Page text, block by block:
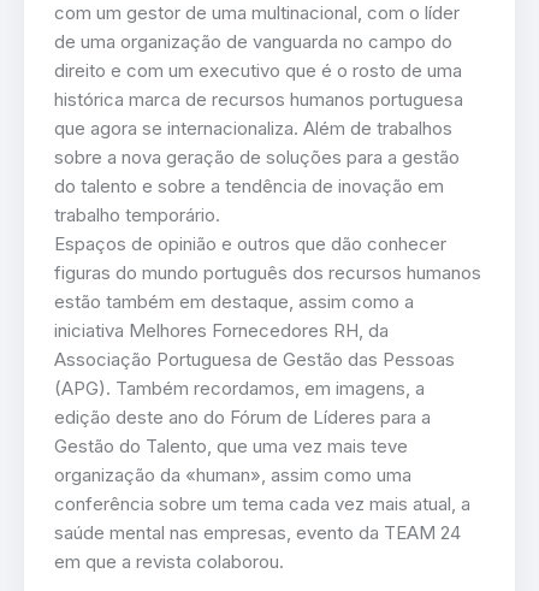
com um gestor de uma multinacional, com o líder
de uma organização de vanguarda no campo do
direito e com um executivo que é o rosto de uma
histórica marca de recursos humanos portuguesa
que agora se internacionaliza. Além de trabalhos
sobre a nova geração de soluções para a gestão
do talento e sobre a tendência de inovação em
trabalho temporário.
Espaços de opinião e outros que dão conhecer
figuras do mundo português dos recursos humanos
estão também em destaque, assim como a
iniciativa Melhores Fornecedores RH, da
Associação Portuguesa de Gestão das Pessoas
(APG). Também recordamos, em imagens, a
edição deste ano do Fórum de Líderes para a
Gestão do Talento, que uma vez mais teve
organização da «human», assim como uma
conferência sobre um tema cada vez mais atual, a
saúde mental nas empresas, evento da TEAM 24
em que a revista colaborou.